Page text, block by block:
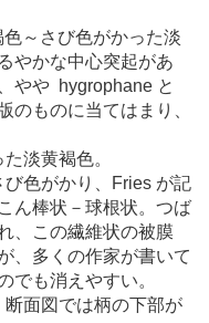
～さび色がかった淡
やかな中心突起があ
やや hygrophane と
のものに当てはまり、
淡黄褐色。
色がかり、Fries が記
ん棒状－球根状。つば
、この繊維状の被膜
、多くの作家が書いて
でも消えやすい。
面図では柄の下部が